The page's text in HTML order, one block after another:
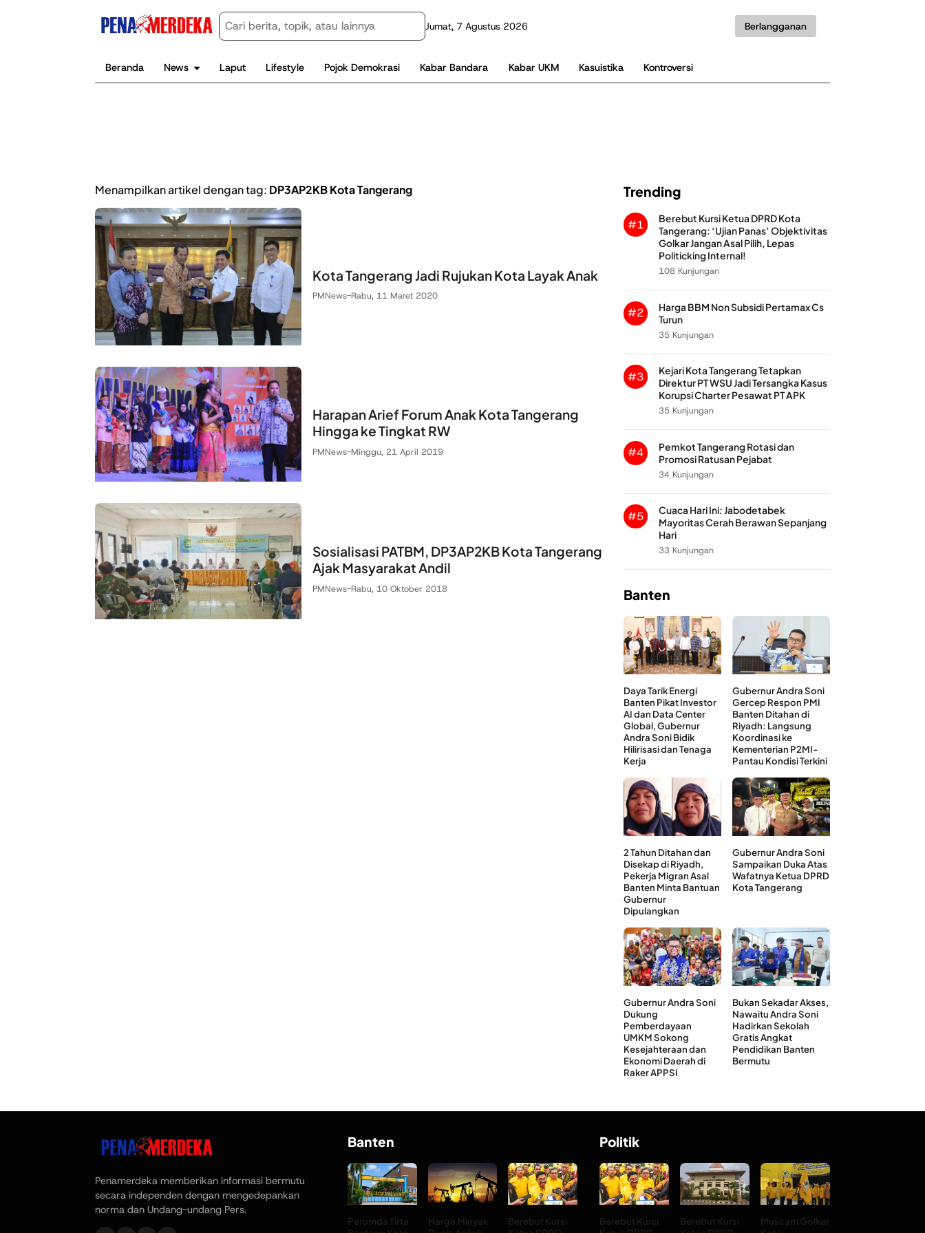
Jumat, 7 Agustus 2026 Berlangganan
Beranda News Laput Lifestyle Pojok Demokrasi Kabar Bandara Kabar UKM Kasuistika Kontroversi
Menampilkan artikel dengan tag: DP3AP2KB Kota Tangerang
Kota Tangerang Jadi Rujukan Kota Layak Anak
PMNews-Rabu, 11 Maret 2020
Harapan Arief Forum Anak Kota Tangerang
Hingga ke Tingkat RW
PMNews-Minggu, 21 April 2019
Sosialisasi PATBM, DP3AP2KB Kota Tangerang
Ajak Masyarakat Andil
PMNews-Rabu, 10 Oktober 2018
Trending
#1
Berebut Kursi Ketua DPRD Kota
Tangerang: ‘Ujian Panas’ Objektivitas
Golkar Jangan Asal Pilih, Lepas
Politicking Internal!
108 Kunjungan
#2
Harga BBM Non Subsidi Pertamax Cs
Turun
35 Kunjungan
#3
Kejari Kota Tangerang Tetapkan
Direktur PT WSU Jadi Tersangka Kasus
Korupsi Charter Pesawat PT APK
35 Kunjungan
#4
Pemkot Tangerang Rotasi dan
Promosi Ratusan Pejabat
34 Kunjungan
#5
Cuaca Hari Ini: Jabodetabek
Mayoritas Cerah Berawan Sepanjang
Hari
33 Kunjungan
Banten
Daya Tarik Energi
Banten Pikat Investor
AI dan Data Center
Global, Gubernur
Andra Soni Bidik
Hilirisasi dan Tenaga
Kerja
Gubernur Andra Soni
Gercep Respon PMI
Banten Ditahan di
Riyadh: Langsung
Koordinasi ke
Kementerian P2MI-
Pantau Kondisi Terkini
2 Tahun Ditahan dan
Disekap di Riyadh,
Pekerja Migran Asal
Banten Minta Bantuan
Gubernur
Dipulangkan
Gubernur Andra Soni
Sampaikan Duka Atas
Wafatnya Ketua DPRD
Kota Tangerang
Gubernur Andra Soni
Dukung
Pemberdayaan
UMKM Sokong
Kesejahteraan dan
Ekonomi Daerah di
Raker APPSI
Bukan Sekadar Akses,
Nawaitu Andra Soni
Hadirkan Sekolah
Gratis Angkat
Pendidikan Banten
Bermutu
Penamerdeka memberikan informasi bermutu
secara independen dengan mengedepankan
norma dan Undang-undang Pers.
Banten
Perumda Tirta
Harga Minyak
Berebut Kursi
Politik
Berebut Kursi
Berebut Kursi
Muscam Golkar